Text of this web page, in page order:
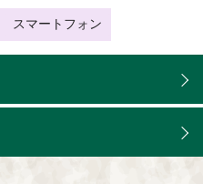
スマートフォン